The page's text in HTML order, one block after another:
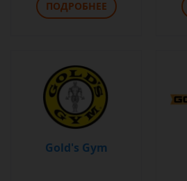
ПОДРОБНЕЕ
Gold's Gym